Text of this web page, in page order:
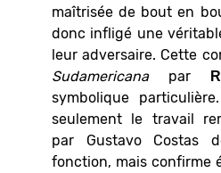
maîtrisée de bout en
donc infligé une
leur adversaire. Cette
Sudamericanapar
symbolique
seulement le travail
par Gustavo Costas
fonction, mais confirme